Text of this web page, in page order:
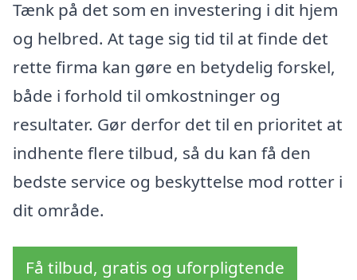
Tænk på det som en investering i dit hjem
og helbred. At tage sig tid til at finde det
rette firma kan gøre en betydelig forskel,
både i forhold til omkostninger og
resultater. Gør derfor det til en prioritet at
indhente flere tilbud, så du kan få den
bedste service og beskyttelse mod rotter i
dit område.
Få tilbud, gratis og uforpligtende